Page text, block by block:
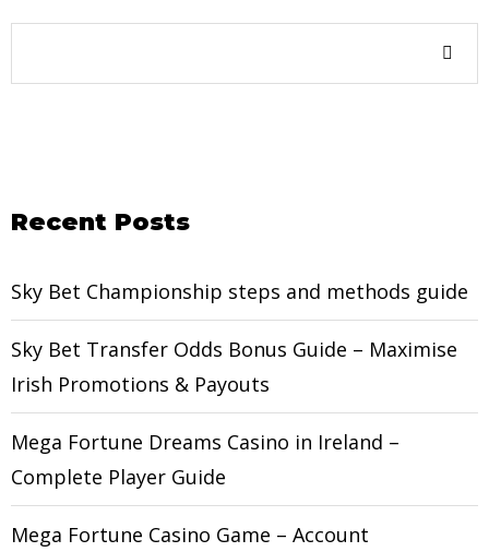
Recent Posts
Sky Bet Championship steps and methods guide
Sky Bet Transfer Odds Bonus Guide – Maximise
Irish Promotions & Payouts
Mega Fortune Dreams Casino in Ireland –
Complete Player Guide
Mega Fortune Casino Game – Account